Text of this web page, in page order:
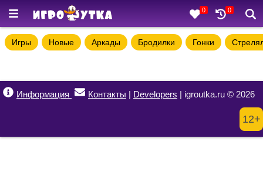
0 0
Игры Новые Аркады Бродилки Гонки
Информация Контакты | Developers | igroutka.ru © 2026
12+